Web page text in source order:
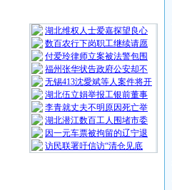
湖北维权人士爱嘉探望良心
数百农行下岗职工继续请愿
付爱玲律师立案被法警包围
福州张华状告政府公安却不
无锡413沈愛斌等人案件将开
湖北伍立娟举报工银前董事
李青就丈夫不明原因死亡举
湖北潜江数百工人围堵市委
因一元车票被拘留的辽宁退
访民联署吁信访“清仓见底